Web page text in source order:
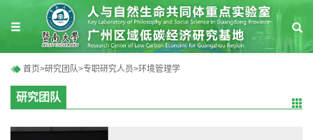
首页>研究团队>专职研究人员>环境管理学
研究团队